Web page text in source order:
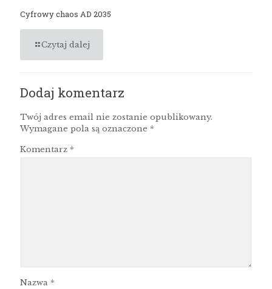
Cyfrowy chaos AD 2035
Czytaj dalej
Dodaj komentarz
Twój adres email nie zostanie opublikowany.
Wymagane pola są oznaczone *
Komentarz *
Nazwa *